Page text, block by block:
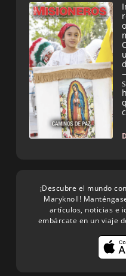
¡Descubre el mundo
Maryknoll!
artículos, noticias e
embárcate en un viaje